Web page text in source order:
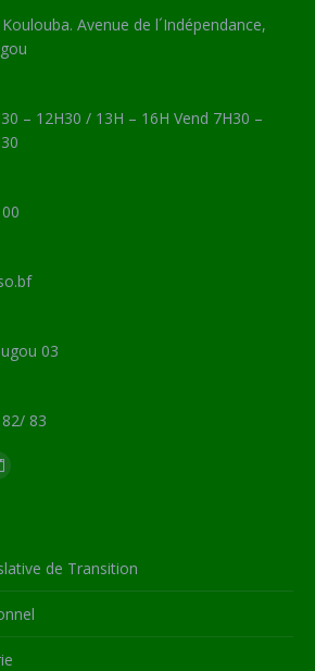
Avenue de l´Indépendance,
– 12H30 / 13H – 16H Vend 7H30 –
03
83
de Transition